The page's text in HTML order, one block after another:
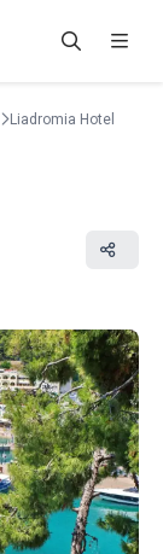
Liadromia Hotel